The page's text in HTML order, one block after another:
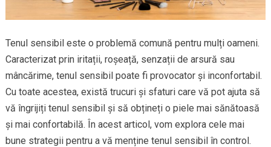
Tenul sensibil este o problemă comună pentru mulți oameni.
Caracterizat prin iritații, roșeață, senzații de arsură sau
mâncărime, tenul sensibil poate fi provocator și inconfortabil.
Cu toate acestea, există trucuri și sfaturi care vă pot ajuta să
vă îngrijiți tenul sensibil și să obțineți o piele mai sănătoasă
și mai confortabilă. În acest articol, vom explora cele mai
bune strategii pentru a vă menține tenul sensibil în control.